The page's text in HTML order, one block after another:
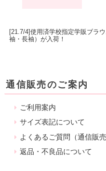
[21.7/4]使用済学校指定学販ブラ
袖・長袖）が入荷！
通信販売のご案内
ご利用案内
サイズ表記について
よくあるご質問（通信販売
返品・不良品について